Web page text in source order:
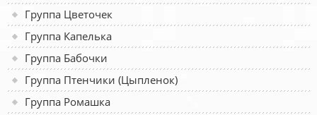
Группа Цветочек
Группа Капелька
Группа Бабочки
Группа Птенчики (Цыпленок)
Группа Ромашка